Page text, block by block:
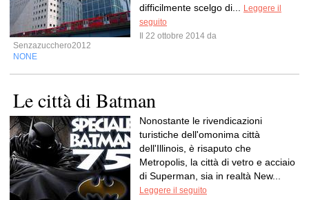
difficilmente scelgo di...
Leggere il
seguito
Il 22 ottobre 2014 da
Senzazucchero2012
NONE
Le città di Batman
Nonostante le rivendicazioni
turistiche dell'omonima città
dell'Illinois, è risaputo che
Metropolis, la città di vetro e acciaio
di Superman, sia in realtà New...
Leggere il seguito